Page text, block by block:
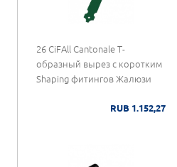
26 CiFAll Cantonale Т-
образный вырез с коротким
Shaping фитингов Жалюзи
RUB 1.152,27